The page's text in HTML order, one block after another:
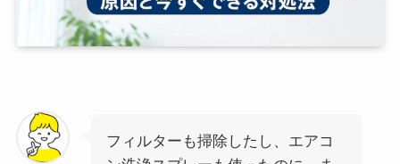
フィルターも掃除したし、エアコ